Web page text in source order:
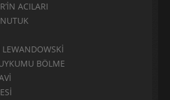
ACILARI
BÖLME